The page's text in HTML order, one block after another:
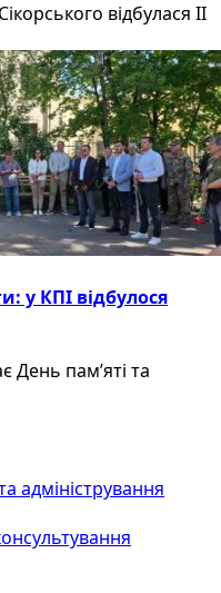
відбулася ІІ
у КПІ відбулося
День пам’яті та
адміністрування